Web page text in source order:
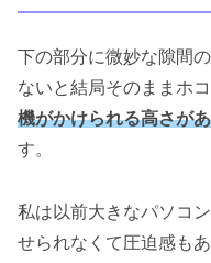
下の部分に微妙な隙間
ないと結局そのままホ
機がかけられる高さが
す。
私は以前大きなパソコ
せられなくて圧迫感も